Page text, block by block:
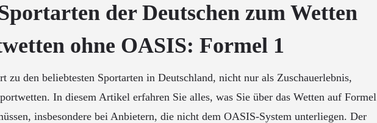
der Deutschen zum Wetten
ohne OASIS: Formel 1
zu den beliebtesten Sportarten in Deutschland, nicht nur als Zuschauerlebnis,
In diesem Artikel erfahren Sie alles, was Sie über das Wetten auf Formel
insbesondere bei Anbietern, die nicht dem OASIS-System unterliegen. Der